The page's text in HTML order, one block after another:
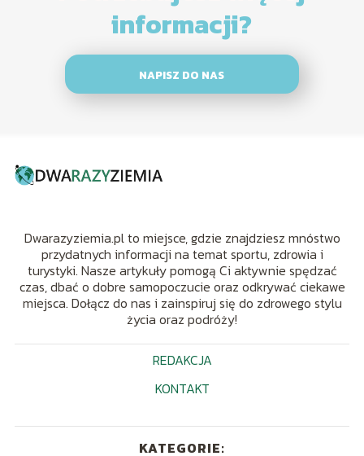
informacji?
NAPISZ DO NAS
Dwarazyziemia.pl to miejsce, gdzie znajdziesz mnóstwo
przydatnych informacji na temat sportu, zdrowia i
turystyki. Nasze artykuły pomogą Ci aktywnie spędzać
czas, dbać o dobre samopoczucie oraz odkrywać ciekawe
miejsca. Dołącz do nas i zainspiruj się do zdrowego stylu
życia oraz podróży!
REDAKCJA
KONTAKT
KATEGORIE: